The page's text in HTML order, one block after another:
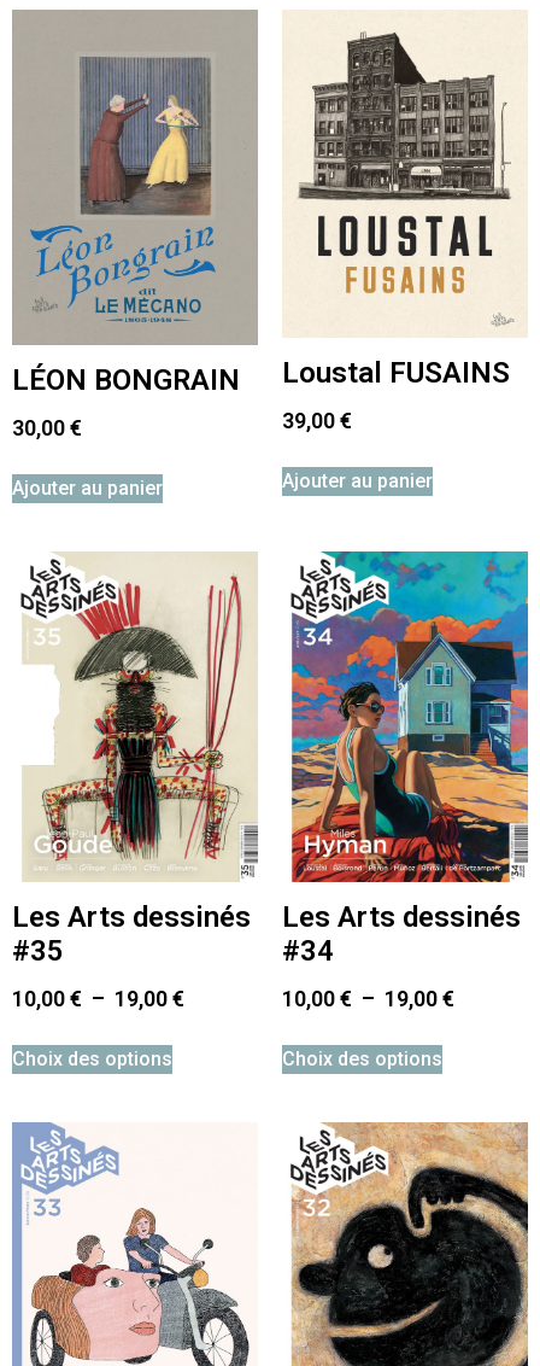
LÉON BONGRAIN
30,00€
Ajouter au panier
Loustal FUSAINS
39,00€
Ajouter au panier
Les Arts dessinés
#35
10,00€ – 19,00€
Choix des options
Les Arts dessinés
#34
10,00€ – 19,00€
Choix des options